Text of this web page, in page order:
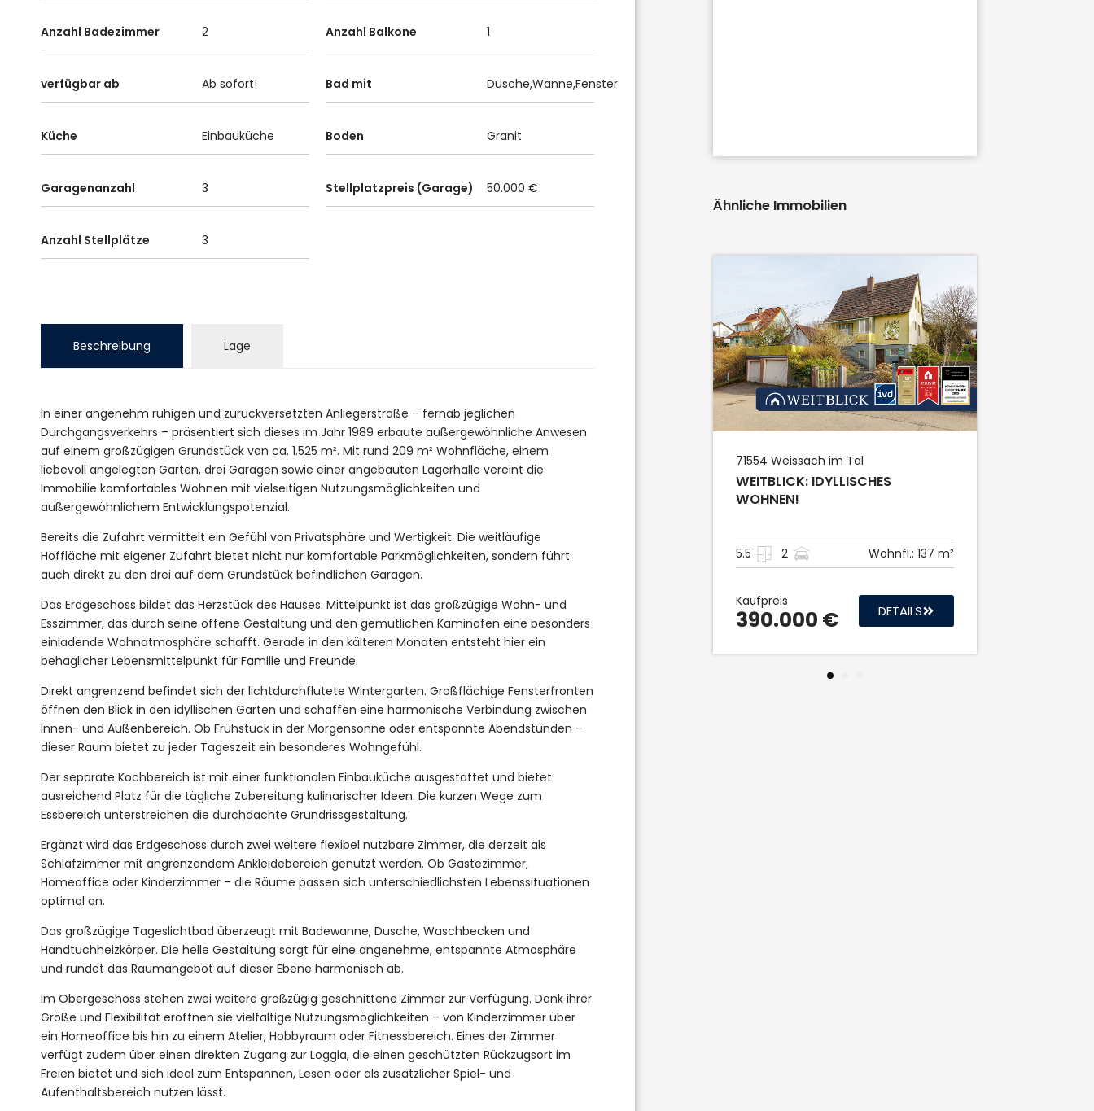
Anzahl Badezimmer 2 Anzahl Balkone 1
verfügbar ab Ab sofort! Bad mit Dusche,Wanne,Fenster
Küche Einbauküche Boden Granit
Garagenanzahl 3 Stellplatzpreis (Garage) 50.000 €
Anzahl Stellplätze 3
Beschreibung Lage
In einer angenehm ruhigen und zurückversetzten Anliegerstraße – fernab jeglichen
Durchgangsverkehrs – präsentiert sich dieses im Jahr 1989 erbaute außergewöhnliche Anwesen
auf einem großzügigen Grundstück von ca. 1.525 m². Mit rund 209 m² Wohnfläche, einem
liebevoll angelegten Garten, drei Garagen sowie einer angebauten Lagerhalle vereint die
Immobilie komfortables Wohnen mit vielseitigen Nutzungsmöglichkeiten und
außergewöhnlichem Entwicklungspotenzial.
Bereits die Zufahrt vermittelt ein Gefühl von Privatsphäre und Wertigkeit. Die weitläufige
Hoffläche mit eigener Zufahrt bietet nicht nur komfortable Parkmöglichkeiten, sondern führt
auch direkt zu den drei auf dem Grundstück befindlichen Garagen.
Das Erdgeschoss bildet das Herzstück des Hauses. Mittelpunkt ist das großzügige Wohn- und
Esszimmer, das durch seine offene Gestaltung und den gemütlichen Kaminofen eine besonders
einladende Wohnatmosphäre schafft. Gerade in den kälteren Monaten entsteht hier ein
behaglicher Lebensmittelpunkt für Familie und Freunde.
Direkt angrenzend befindet sich der lichtdurchflutete Wintergarten. Großflächige Fensterfronten
öffnen den Blick in den idyllischen Garten und schaffen eine harmonische Verbindung zwischen
Innen- und Außenbereich. Ob Frühstück in der Morgensonne oder entspannte Abendstunden –
dieser Raum bietet zu jeder Tageszeit ein besonderes Wohngefühl.
Der separate Kochbereich ist mit einer funktionalen Einbauküche ausgestattet und bietet
ausreichend Platz für die tägliche Zubereitung kulinarischer Ideen. Die kurzen Wege zum
Essbereich unterstreichen die durchdachte Grundrissgestaltung.
Ergänzt wird das Erdgeschoss durch zwei weitere flexibel nutzbare Zimmer, die derzeit als
Schlafzimmer mit angrenzendem Ankleidebereich genutzt werden. Ob Gästezimmer,
Homeoffice oder Kinderzimmer – die Räume passen sich unterschiedlichsten Lebenssituationen
optimal an.
Das großzügige Tageslichtbad überzeugt mit Badewanne, Dusche, Waschbecken und
Handtuchheizkörper. Die helle Gestaltung sorgt für eine angenehme, entspannte Atmosphäre
und rundet das Raumangebot auf dieser Ebene harmonisch ab.
Im Obergeschoss stehen zwei weitere großzügig geschnittene Zimmer zur Verfügung. Dank ihrer
Größe und Flexibilität eröffnen sie vielfältige Nutzungsmöglichkeiten – von Kinderzimmer über
ein Homeoffice bis hin zu einem Atelier, Hobbyraum oder Fitnessbereich. Eines der Zimmer
verfügt zudem über einen direkten Zugang zur Loggia, die einen geschützten Rückzugsort im
Freien bietet und sich ideal zum Entspannen, Lesen oder als zusätzlicher Spiel- und
Aufenthaltsbereich nutzen lässt.
Ähnliche Immobilien
9 3
Kaufpreis
495.000 €
71554 Weissach im Tal
WEITBLICK: IDYLLISCHES
WOHNEN!
5.5 2 Wohnfl.: 137 m²
Kaufpreis
390.000 € DETAILS